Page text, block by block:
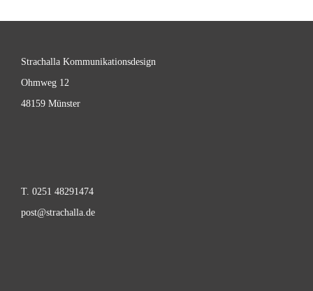
Strachalla Kommunikationsdesign
Ohmweg 12
48159 Münster
T. 0251 48291474
post@strachalla.de